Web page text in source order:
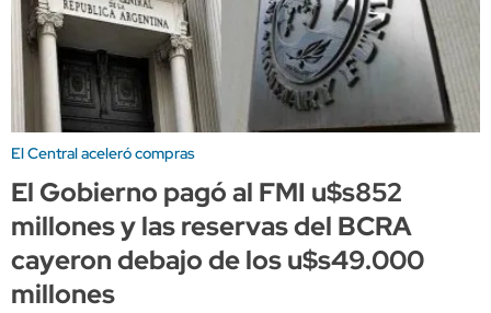
El Central aceleró compras
El Gobierno pagó al FMI u$s852
millones y las reservas del BCRA
cayeron debajo de los u$s49.000
millones